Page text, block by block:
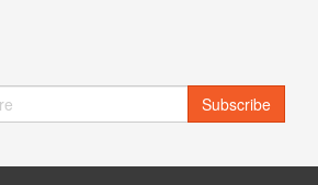
Subscribe